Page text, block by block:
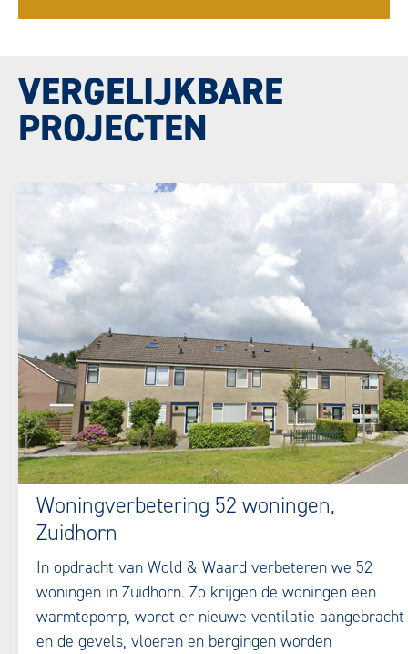
VERGELIJKBARE
PROJECTEN
Woningverbetering 52 woningen,
Zuidhorn
In opdracht van Wold & Waard verbeteren we 52
woningen in Zuidhorn. Zo krijgen de woningen een
warmtepomp, wordt er nieuwe ventilatie aangebracht
en de gevels, vloeren en bergingen worden